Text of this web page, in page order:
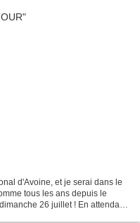
d'Avoine, et je serai dans le
tous les ans depuis le
26 juillet ! En attendant,